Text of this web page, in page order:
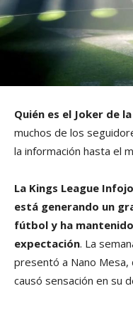
Quién es el Joker de
muchos de los
la información hasta el
La Kings League
está generando un
fútbol y ha
expectación. La
presentó a Nano Mesa,
causó sensación en su